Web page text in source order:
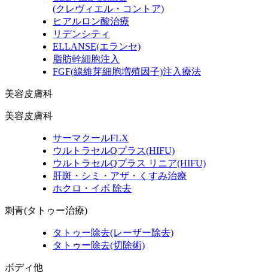
(クレヴィエル・コントア)
ヒアルロン酸治療
リデンシティ
ELLANSE(エランセ)
脂肪幹細胞注入
FGF(線維芽細胞増殖因子)注入療法
美容皮膚科
美容皮膚科
サーマクールFLX
ウルトラセルQプラス(HIFU)
ウルトラセルQプラス リニア(HIFU)
肝斑・シミ・アザ・くすみ治療
ホクロ・イボ 除去
刺青(タトゥー治療)
タトゥー除去(レーザー除去)
タトゥー除去(切除術)
ボディ他